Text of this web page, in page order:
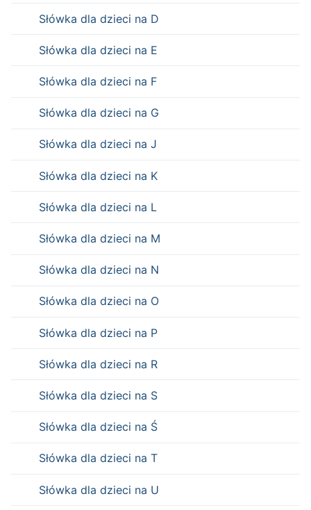
Słówka dla dzieci na D
Słówka dla dzieci na E
Słówka dla dzieci na F
Słówka dla dzieci na G
Słówka dla dzieci na J
Słówka dla dzieci na K
Słówka dla dzieci na L
Słówka dla dzieci na M
Słówka dla dzieci na N
Słówka dla dzieci na O
Słówka dla dzieci na P
Słówka dla dzieci na R
Słówka dla dzieci na S
Słówka dla dzieci na Ś
Słówka dla dzieci na T
Słówka dla dzieci na U